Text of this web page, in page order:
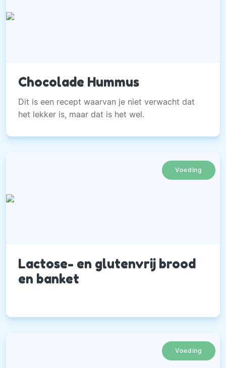
Chocolade Hummus
Dit is een recept waarvan je niet verwacht dat
het lekker is, maar dat is het wel.
Voeding
Lactose- en glutenvrij brood
en banket
Voeding